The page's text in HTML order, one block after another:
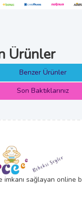
Ürünler
Benzer Ürünler
Son Baktıklarınız
imkanı sağlayan online